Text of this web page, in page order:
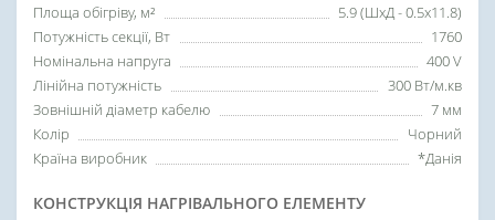
Площа обігріву, м²
5.9 (ШхД - 0.5х11.8)
Потужність секції, Вт
1760
Номінальна напруга
400 V
Лінійна потужність
300 Вт/м.кв
Зовнішній діаметр кабелю
7 мм
Колір
Чорний
Країна виробник
*Данія
КОНСТРУКЦІЯ НАГРІВАЛЬНОГО ЕЛЕМЕНТУ